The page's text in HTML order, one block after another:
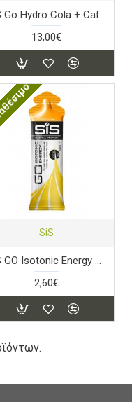
SiS Go Hydro Cola + Caffeine
13,00€
SiS
SiS GO Isotonic Energy Gel
2,60€